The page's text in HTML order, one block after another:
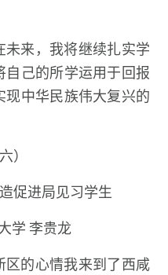
来，我将继续扎实学
己的所学运用于回报
中华民族伟大复兴的
）
促进局见习学生
学 李贵龙
的心情我来到了西咸